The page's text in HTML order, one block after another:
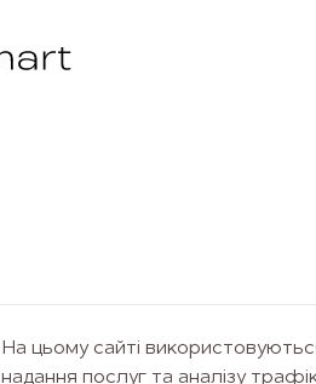
На цьому сайті
надання послуг та аналізу